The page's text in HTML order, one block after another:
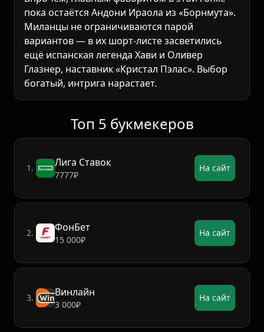
пока остаётся Андони Ираола из «Борнмута».
Миланцы не ограничиваются парой
вариантов — в их шорт-листе засветились
ещё испанская легенда Хави и Оливер
Глазнер, наставник «Кристал Пэлас». Выбор
богатый, интрига нарастает.
Топ 5 букмекеров
1. Лига Ставок
7777₽
На сайт
2. ФонБет
15 000₽
На сайт
3. Винлайн
3 000₽
На сайт